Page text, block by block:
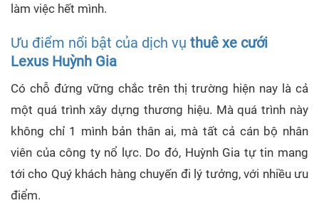
làm việc hết mình.
Ưu điểm nổi bật của dịch vụ thuê xe cưới
Lexus Huỳnh Gia
Có chỗ đứng vững chắc trên thị trường hiện nay là cả
một quá trình xây dựng thương hiệu. Mà quá trình này
không chỉ 1 mình bản thân ai, mà tất cả cán bộ nhân
viên của công ty nổ lực. Do đó, Huỳnh Gia tự tin mang
tới cho Quý khách hàng chuyến đi lý tưởng, với nhiều ưu
điểm.